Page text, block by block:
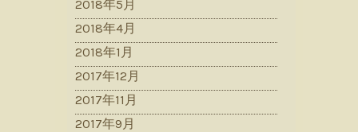
2018年5月
2018年4月
2018年1月
2017年12月
2017年11月
2017年9月